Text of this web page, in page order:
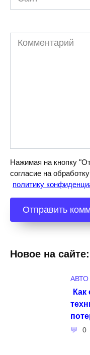
Комментарий
Нажимая на кнопку
согласие на
политику
Новое на сайте:
Как
0